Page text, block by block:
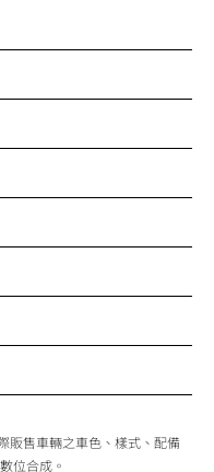
販售車輛之車色、樣式、配備
位合成。